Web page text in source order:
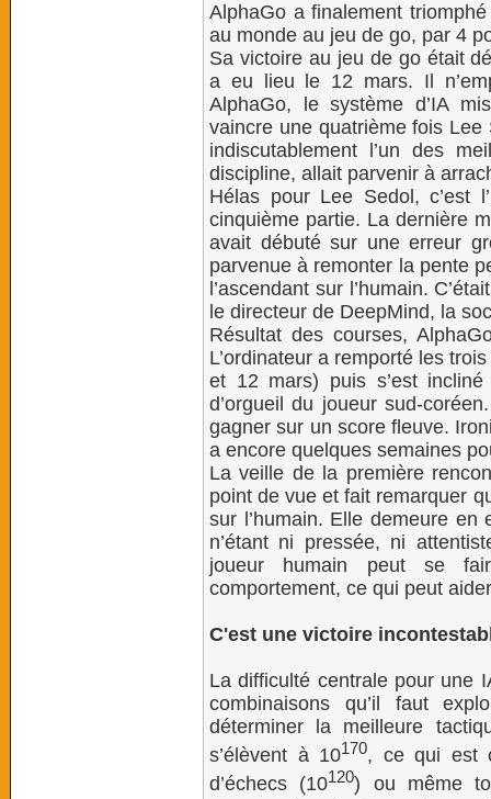
AlphaGo a finalement
au monde au jeu de go, par 4
Sa victoire au jeu de go était
a eu lieu le 12 mars. Il
AlphaGo, le système d’IA
vaincre une quatrième fois
indiscutablement l’un des
discipline, allait parvenir à
Hélas pour Lee Sedol, c’est
cinquième partie. La dernière
avait débuté sur une erreur
parvenue à remonter la pente
l’ascendant sur l’humain.
le directeur de DeepMind, la
Résultat des courses,
L’ordinateur a remporté les
et 12 mars) puis s’est
d’orgueil du joueur sud-
gagner sur un score fleuve.
a encore quelques semaines
La veille de la première
point de vue et fait remarquer
sur l’humain. Elle demeure en
n’étant ni pressée, ni
joueur humain peut se
comportement, ce qui peut
C'est une victoire
La difficulté centrale pour une
combinaisons qu’il faut
déterminer la meilleure
s’élèvent à 10170, ce qui est
d’échecs (10120) ou même